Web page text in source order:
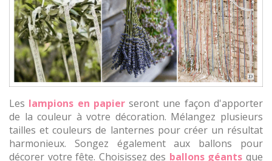
Les lampions en papierseront une façon d'apporter
de la couleur à votre décoration. Mélangez plusieurs
tailles et couleurs de lanternes pour créer un résultat
harmonieux. Songez également aux ballons pour
décorer votre fête. Choisissez des ballons géants que